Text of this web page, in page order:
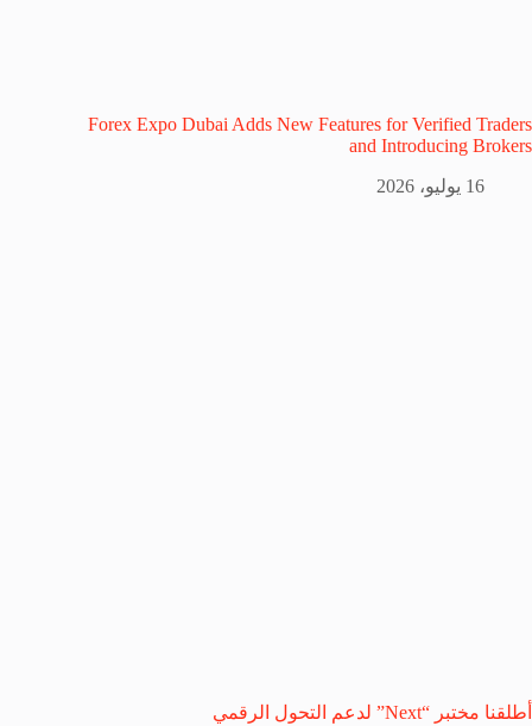
Forex Expo Dubai Adds New Features for Verified Traders
and Introducing Brokers
16 يوليو، 2026
أطلقنا مختبر “Next” لدعم التحول الرقمي